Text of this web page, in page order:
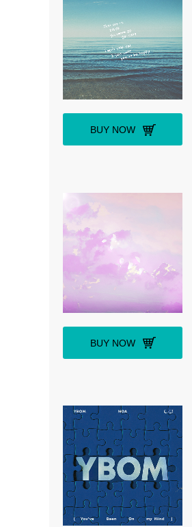
BUY NOW
BUY NOW